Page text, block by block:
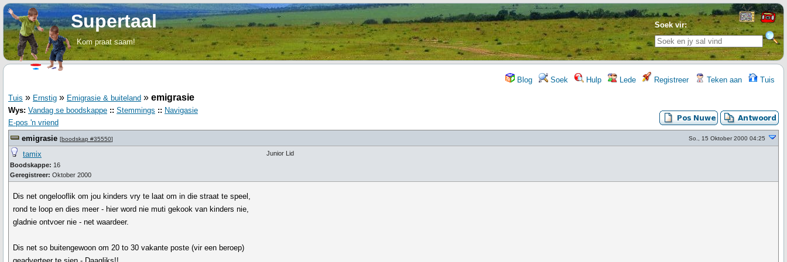
Soek vir:
Supertaal
Kom praat saam!
Blog Soek Hulp Lede Registreer Teken aan Tuis
Tuis » Ernstig » Emigrasie & buiteland » emigrasie
Wys: Vandag se boodskappe :: Stemmings :: Navigasie
E-pos 'n vriend
emigrasie [boodskap #35550] So., 15 Oktober 2000 04:25
tamix
Boodskappe: 16
Geregistreer: Oktober 2000
Junior Lid
Dis net ongelooflik om jou kinders vry te laat om in die straat te speel,
rond te loop en dies meer - hier word nie muti gekook van kinders nie,
gladnie ontvoer nie - net waardeer.
Dis net so buitengewoon om 20 to 30 vakante poste (vir een beroep)